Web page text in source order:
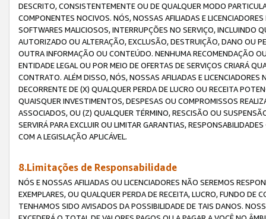
DESCRITO, CONSISTENTEMENTE OU DE QUALQUER MODO
COMPONENTES NOCIVOS. NÓS, NOSSAS AFILIADAS E
SOFTWARES MALICIOSOS, INTERRUPÇÕES NO SERVIÇO, INCLUINDO
AUTORIZADO OU ALTERAÇÃO, EXCLUSÃO, DESTRUIÇÃO, DANO OU
OUTRA INFORMAÇÃO OU CONTEÚDO. NENHUMA RECOMENDAÇÃO
ENTIDADE LEGAL OU POR MEIO DE OFERTAS DE SERVIÇOS CRIARÁ
CONTRATO. ALÉM DISSO, NÓS, NOSSAS AFILIADAS E
DECORRENTE DE (X) QUALQUER PERDA DE LUCRO OU RECEITA
QUAISQUER INVESTIMENTOS, DESPESAS OU COMPROMISSOS
ASSOCIADOS, OU (Z) QUALQUER TÉRMINO, RESCISÃO OU
SERVIRÁ PARA EXCLUIR OU LIMITAR GARANTIAS,
COM A LEGISLAÇÃO APLICÁVEL.
8.Limitações de Responsabilidade
NÓS E NOSSAS AFILIADAS OU LICENCIADORES NÃO SEREMOS
EXEMPLARES, OU QUALQUER PERDA DE RECEITA, LUCRO, FUNDO
TENHAMOS SIDO AVISADOS DA POSSIBILIDADE DE TAIS DANOS.